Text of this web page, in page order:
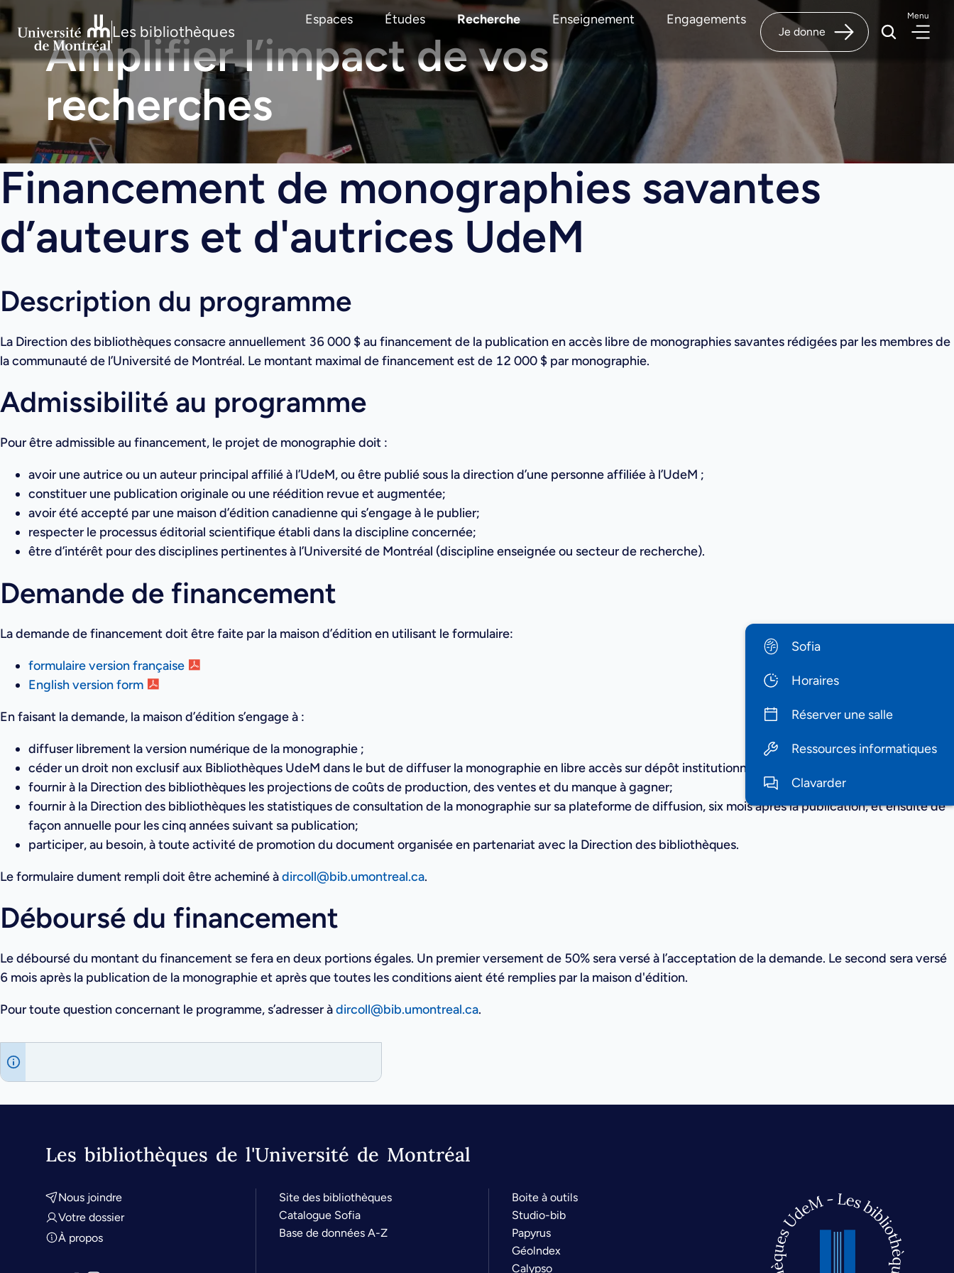
Les bibliothèques
Espaces Études Recherche Enseignement Engagements
Je donne
Menu
Sofia
Horaires
Réserver une salle
Ressources informatiques
Clavarder
Amplifier l’impact de vos
recherches
Financement de monographies savantes
d’auteurs et d'autrices UdeM
Description du programme
La Direction des bibliothèques consacre annuellement 36 000 $ au financement de la publication en accès libre de monographies savantes rédigées par les membres de
la communauté de l’Université de Montréal. Le montant maximal de financement est de 12 000 $ par monographie.
Admissibilité au programme
Pour être admissible au financement, le projet de monographie doit :
avoir une autrice ou un auteur principal affilié à l’UdeM, ou être publié sous la direction d’une personne affiliée à l’UdeM ;
constituer une publication originale ou une réédition revue et augmentée;
avoir été accepté par une maison d’édition canadienne qui s’engage à le publier;
respecter le processus éditorial scientifique établi dans la discipline concernée;
être d’intérêt pour des disciplines pertinentes à l’Université de Montréal (discipline enseignée ou secteur de recherche).
Demande de financement
La demande de financement doit être faite par la maison d’édition en utilisant le formulaire:
formulaire version française
English version form
En faisant la demande, la maison d’édition s’engage à :
diffuser librement la version numérique de la monographie ;
céder un droit non exclusif aux Bibliothèques UdeM dans le but de diffuser la monographie en libre accès sur dépôt institutionnel, Papyrus;
fournir à la Direction des bibliothèques les projections de coûts de production, des ventes et du manque à gagner;
fournir à la Direction des bibliothèques les statistiques de consultation de la monographie sur sa plateforme de diffusion, six mois après la publication, et ensuite de
façon annuelle pour les cinq années suivant sa publication;
participer, au besoin, à toute activité de promotion du document organisée en partenariat avec la Direction des bibliothèques.
Le formulaire dument rempli doit être acheminé àdircoll@bib.umontreal.ca.
Déboursé du financement
Le déboursé du montant du financement se fera en deux portions égales. Un premier versement de 50% sera versé à l’acceptation de la demande. Le second sera versé
6 mois après la publication de la monographie et après que toutes les conditions aient été remplies par la maison d'édition.
Pour toute question concernant le programme, s’adresser àdircoll@bib.umontreal.ca.
Les bibliothèques de l'Université de Montréal
Nous joindre
Votre dossier
À propos
Site des bibliothèques
Catalogue Sofia
Base de données A-Z
Boite à outils
Studio-bib
Papyrus
Géolndex
Calypso